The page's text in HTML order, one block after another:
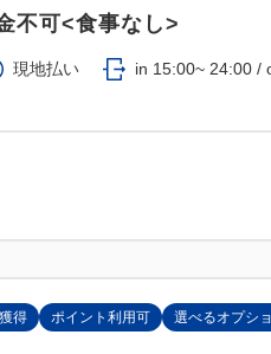
不可<食事なし>
現地払い in 15:00~ 24:00 /
得 ポイント利用可 選べるオプシ